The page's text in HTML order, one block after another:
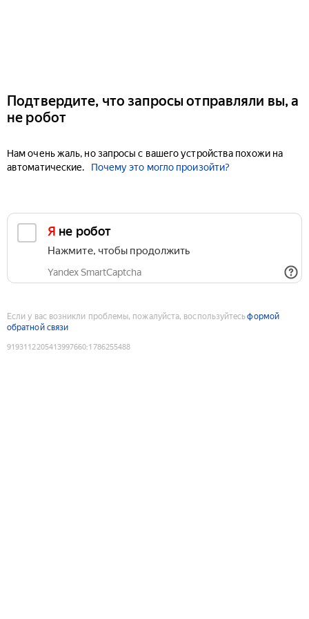
Подтвердите, что запросы отправляли вы, а
не робот
Нам очень жаль, но запросы с вашего устройства похожи на
автоматические.
Почему это могло произойти?
Я не робот
Нажмите, чтобы продолжить
Yandex SmartCaptcha
Если у вас возникли проблемы, пожалуйста, воспользуйтесьформой
обратной связи
9193112205413997660:1786255488